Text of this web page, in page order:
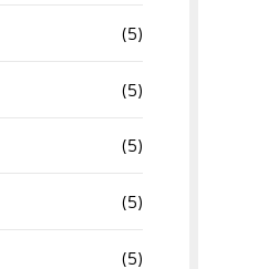
(5)
(5)
(5)
(5)
(5)